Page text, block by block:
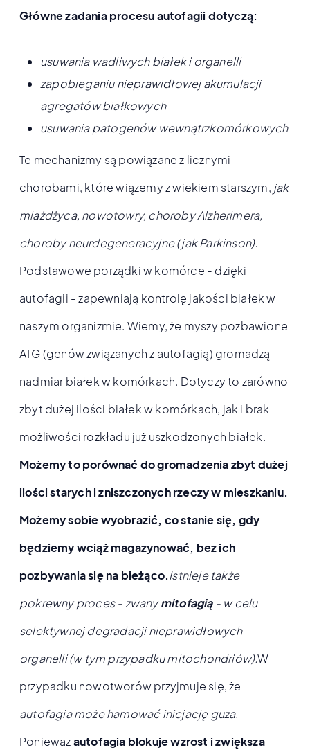
Główne zadania procesu autofagii dotyczą:
usuwania wadliwych białek i organelli
zapobieganiu nieprawidłowej akumulacji
agregatów białkowych
usuwania patogenów wewnątrzkomórkowych
Te mechanizmy są powiązane z licznymi
chorobami, które wiążemy z wiekiem starszym, jak
miażdżyca, nowotowry, choroby Alzherimera,
choroby neurdegeneracyjne (jak Parkinson).
Podstawowe porządki w komórce - dzięki
autofagii - zapewniają kontrolę jakości białek w
naszym organizmie. Wiemy, że myszy pozbawione
ATG (genów związanych z autofagią) gromadzą
nadmiar białek w komórkach. Dotyczy to zarówno
zbyt dużej ilości białek w komórkach, jak i brak
możliwości rozkładu już uszkodzonych białek.
Możemy to porównać do gromadzenia zbyt dużej
ilości starych i zniszczonych rzeczy w mieszkaniu.
Możemy sobie wyobrazić, co stanie się, gdy
będziemy wciąż magazynować, bez ich
pozbywania się na bieżąco.Istnieje także
pokrewny proces - zwanymitofagią- w celu
selektywnej degradacji nieprawidłowych
organelli (w tym przypadku mitochondriów).W
przypadku nowotworów przyjmuje się, że
autofagia może hamować inicjację guza.
Ponieważautofagia blokuje wzrost i zwiększa